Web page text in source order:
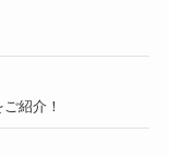
紹介！